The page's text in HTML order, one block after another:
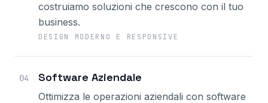
costruiamo soluzioni che crescono con il tuo
business.
DESIGN MODERNO E RESPONSIVE
04 Software Aziendale
Ottimizza le operazioni aziendali con software